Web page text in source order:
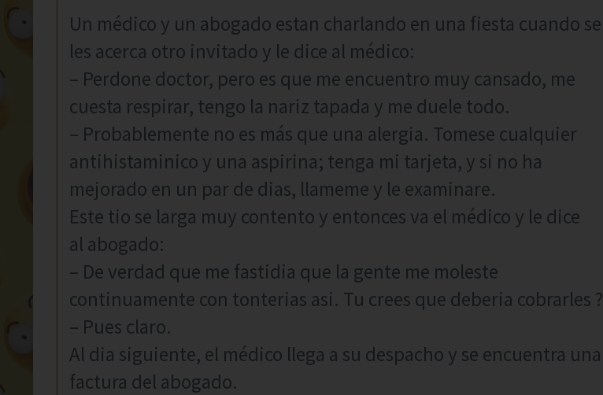
Un médico y un abogado estan charlando en una fiesta cuando se
les acerca otro invitado y le dice al médico:
– Perdone doctor, pero es que me encuentro muy cansado, me
cuesta respirar, tengo la nariz tapada y me duele todo.
– Probablemente no es más que una alergia. Tomese cualquier
antihistaminico y una aspirina; tenga mi tarjeta, y si no ha
mejorado en un par de dias, llameme y le examinare.
Este tio se larga muy contento y entonces va el médico y le dice
al abogado:
– De verdad que me fastidia que la gente me moleste
continuamente con tonterias asi. Tu crees que deberia cobrarles ?
– Pues claro.
Al dia siguiente, el médico llega a su despacho y se encuentra una
factura del abogado.